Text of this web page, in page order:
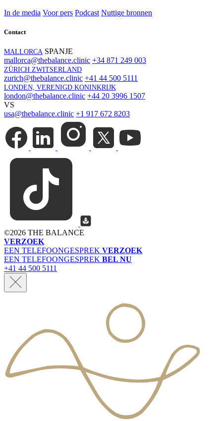
In de media Voor pers Podcast Nuttige bronnen
Contact
MALLORCA SPANJE
mallorca@thebalance.clinic +34 871 249 003
ZÜRICH ZWITSERLAND
zurich@thebalance.clinic +41 44 500 5111
LONDEN, VERENIGD KONINKRIJK
london@thebalance.clinic +44 20 3996 1507
VS
usa@thebalance.clinic +1 917 672 8203
©2026 THE BALANCE
VERZOEK
EEN TELEFOONGESPREK VERZOEK
EEN TELEFOONGESPREK BEL NU
+41 44 500 5111